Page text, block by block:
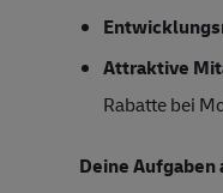
Attraktive
Rabatte bei
Deine